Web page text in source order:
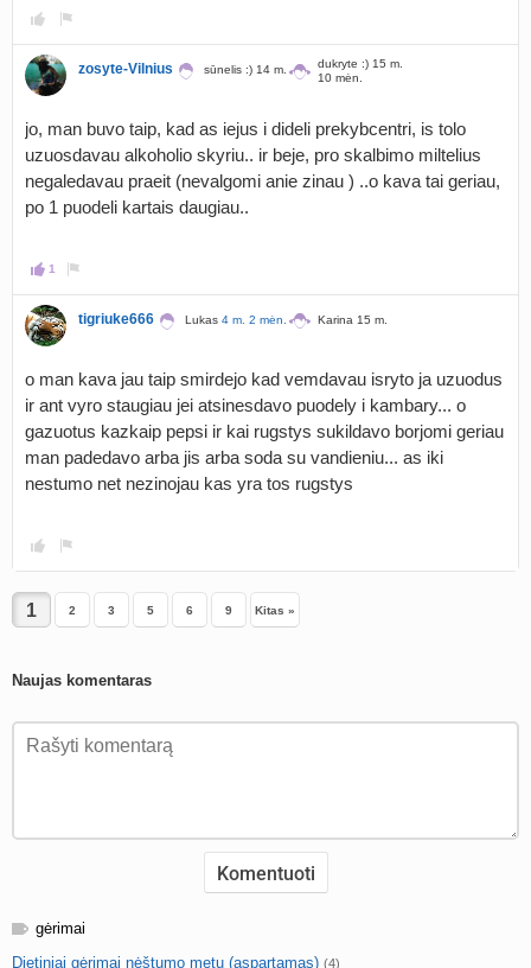
zosyte-Vilnius sūnelis :) 14 m.
dukryte :) 15 m.
10 mėn.
jo, man buvo taip, kad as iejus i dideli prekybcentri, is tolo
uzuosdavau alkoholio skyriu.. ir beje, pro skalbimo miltelius
negaledavau praeit (nevalgomi anie zinau ) ..o kava tai geriau,
po 1 puodeli kartais daugiau..
1
tigriuke666 Lukas 4 m. 2 mėn. Karina 15 m.
o man kava jau taip smirdejo kad vemdavau isryto ja uzuodus
ir ant vyro staugiau jei atsinesdavo puodely i kambary... o
gazuotus kazkaip pepsi ir kai rugstys sukildavo borjomi geriau
man padedavo arba jis arba soda su vandieniu... as iki
nestumo net nezinojau kas yra tos rugstys
2 3 5 6 9 Kitas »
Naujas komentaras
gėrimai
Dietiniai gėrimai nėštumo metu (aspartamas) (4)